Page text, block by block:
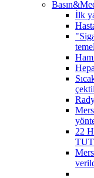
İlk
22